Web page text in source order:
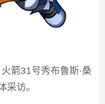
箭31号秀布鲁斯·桑
采访。